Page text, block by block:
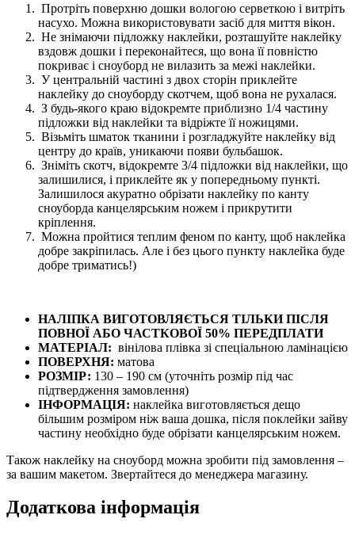
Протріть поверхню дошки вологою серветкою і витріть
насухо. Можна використовувати засіб для миття вікон.
Не знімаючи підложку наклейки, розташуйте наклейку
вздовж дошки і переконайтеся, що вона її повністю
покриває і сноуборд не вилазить за межі наклейки.
У центральній частині з двох сторін приклейте
наклейку до сноуборду скотчем, щоб вона не рухалася.
З будь-якого краю відокремте приблизно 1/4 частину
підложки від наклейки та відріжте її ножицями.
Візьміть шматок тканини і розгладжуйте наклейку від
центру до країв, уникаючи появи бульбашок.
Зніміть скотч, відокремте 3/4 підложки від наклейки, що
залишилися, і приклейте як у попередньому пункті.
Залишилося акуратно обрізати наклейку по канту
сноуборда канцелярським ножем і прикрутити
кріплення.
Можна пройтися теплим феном по канту, щоб наклейка
добре закріпилась. Але і без цього пункту наклейка буде
добре триматись!)
НАЛІПКА ВИГОТОВЛЯЄТЬСЯ ТІЛЬКИ ПІСЛЯ
ПОВНОЇ АБО ЧАСТКОВОЇ 50% ПЕРЕДПЛАТИ
МАТЕРІАЛ: вінілова плівка зі спеціальною ламінацією
ПОВЕРХНЯ: матова
РОЗМІР: 130 – 190 см (уточніть розмір під час
підтвердження замовлення)
ІНФОРМАЦІЯ: наклейка виготовляється дещо
більшим розміром ніж ваша дошка, після поклейки зайву
частину необхідно буде обрізати канцелярським ножем.
Також наклейку на сноуборд можна зробити під замовлення –
за вашим макетом. Звертайтеся до менеджера магазину.
Додаткова інформація